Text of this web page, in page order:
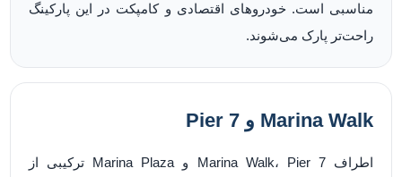
مناسبی است. خودروهای اقتصادی و کامپکت در این پارکینگ
راحت‌تر پارک می‌شوند.
Marina Walk و Pier 7
اطراف Marina Walk، Pier 7 و Marina Plaza ترکیبی از